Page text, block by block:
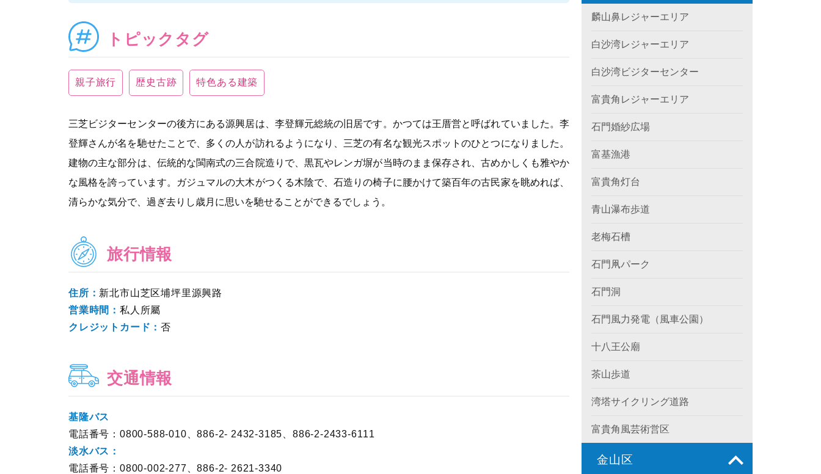
トピックタグ
親子旅行 歴史古跡 特色ある建築
三芝ビジターセンターの後方にある源興居は、李登輝元総統の旧居です。かつては王厝営と呼ばれていました。李
登輝さんが名を馳せたことで、多くの人が訪れるようになり、三芝の有名な観光スポットのひとつになりました。
建物の主な部分は、伝統的な閩南式の三合院造りで、黒瓦やレンガ塀が当時のまま保存され、古めかしくも雅やか
な風格を誇っています。ガジュマルの大木がつくる木陰で、石造りの椅子に腰かけて築百年の古民家を眺めれば、
清らかな気分で、過ぎ去りし歳月に思いを馳せることができるでしょう。
旅行情報
住所： 新北市山芝区埔坪里源興路
営業時間： 私人所屬
クレジットカード：否
交通情報
基隆バス
電話番号：0800-588-010、886-2- 2432-3185、886-2-2433-6111
淡水バス：
電話番号：0800-002-277、886-2- 2621-3340
麟山鼻レジャーエリア
白沙湾レジャーエリア
白沙湾ビジターセンター
富貴角レジャーエリア
石門婚紗広場
富基漁港
富貴角灯台
青山瀑布歩道
老梅石槽
石門凧パーク
石門洞
石門風力発電（風車公園）
十八王公廟
茶山歩道
湾塔サイクリング道路
富貴角風芸術営区
金山区